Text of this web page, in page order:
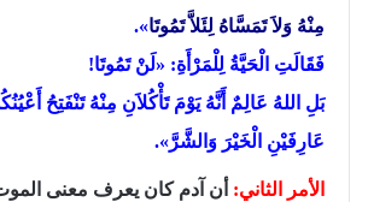
مِنْهُ وَلاَ تَمَسَّاهُ لِئَلاَّ تَمُوتَا».
فَقَالَتِ الْحَيَّةُ لِلْمَرْأَةِ: «لَنْ تَمُوتَا!
بَلِ اللهُ عَالِمٌ أَنَّهُ يَوْمَ تَأْكُلاَنِ مِنْهُ تَنْفَتِحُ
عَارِفَيْنِ الْخَيْرَ وَالشَّرَّ».
الأمر الثاني: أن آدم كان يعرف معنى